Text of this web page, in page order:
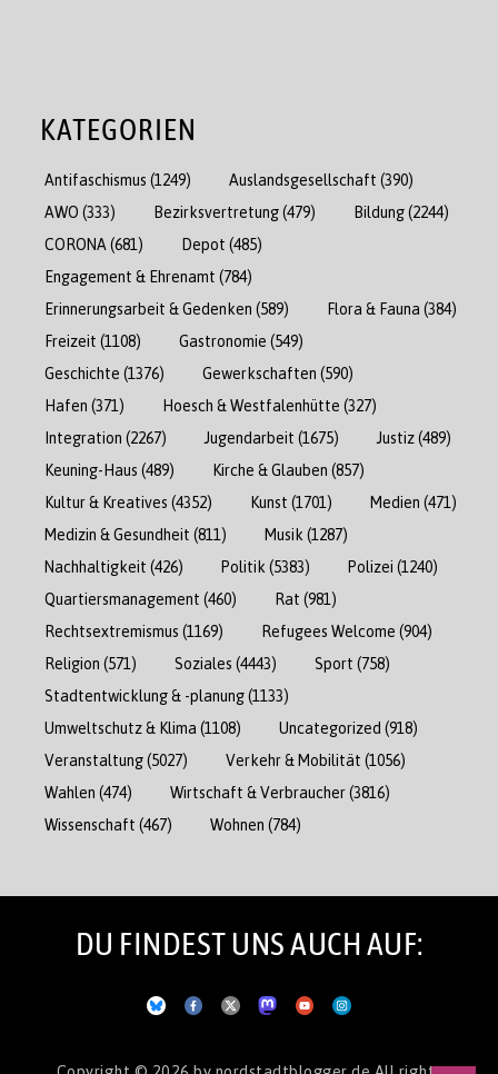
KATEGORIEN
Antifaschismus (1249) Auslandsgesellschaft (390)
AWO (333) Bezirksvertretung(479) Bildung(2244)
CORONA (681) Depot (485)
Engagement & Ehrenamt (784)
Erinnerungsarbeit & Gedenken (589) Flora & Fauna (384)
Freizeit (1108) Gastronomie (549)
Geschichte (1376) Gewerkschaften (590)
Hafen (371) Hoesch & Westfalenhütte (327)
Integration (2267) Jugendarbeit (1675) Justiz(489)
Keuning-Haus (489) Kirche & Glauben (857)
Kultur & Kreatives (4352) Kunst (1701) Medien (471)
Medizin & Gesundheit (811) Musik (1287)
Nachhaltigkeit (426) Politik (5383) Polizei (1240)
Quartiersmanagement (460) Rat (981)
Rechtsextremismus (1169) Refugees Welcome (904)
Religion (571) Soziales (4443) Sport (758)
Stadtentwicklung & -planung(1133)
Umweltschutz & Klima (1108) Uncategorized (918)
Veranstaltung(5027) Verkehr & Mobilität (1056)
Wahlen (474) Wirtschaft & Verbraucher(3816)
Wissenschaft (467) Wohnen (784)
DU FINDEST UNS AUCH AUF: